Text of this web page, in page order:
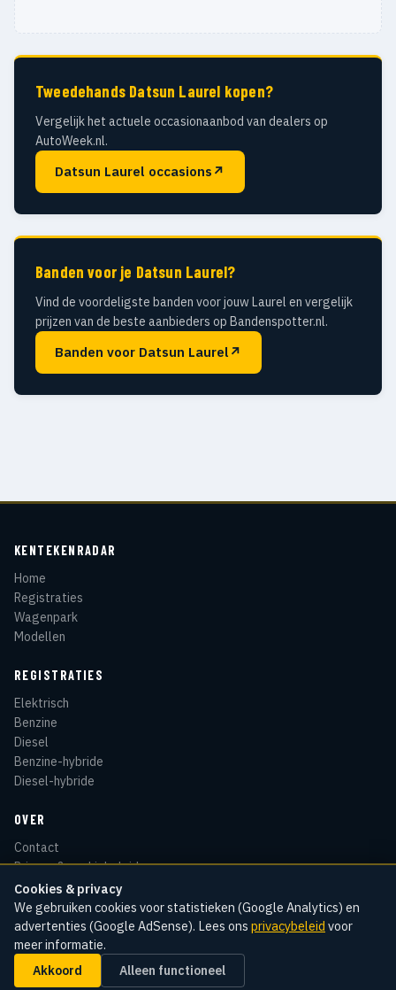
Cookies & privacy
We gebruiken cookies voor statistieken (Google Analytics) en
advertenties (Google AdSense). Lees ons privacybeleid voor
meer informatie.
Akkoord Alleen functioneel
Tweedehands Datsun Laurel kopen?
Vergelijk het actuele occasionaanbod van dealers op
AutoWeek.nl.
Datsun Laurel occasions ↗
Banden voor je Datsun Laurel?
Vind de voordeligste banden voor jouw Laurel en vergelijk
prijzen van de beste aanbieders op Bandenspotter.nl.
Banden voor Datsun Laurel ↗
KENTEKENRADAR
Home
Registraties
Wagenpark
Modellen
REGISTRATIES
Elektrisch
Benzine
Diesel
Benzine-hybride
Diesel-hybride
OVER
Contact
Privacy & cookiebeleid
Disclaimer
Sitemap
© 2026 Kentekenradar